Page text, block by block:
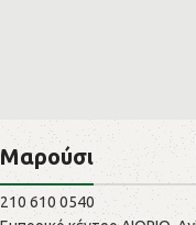
Μαρούσι
210 610 0540